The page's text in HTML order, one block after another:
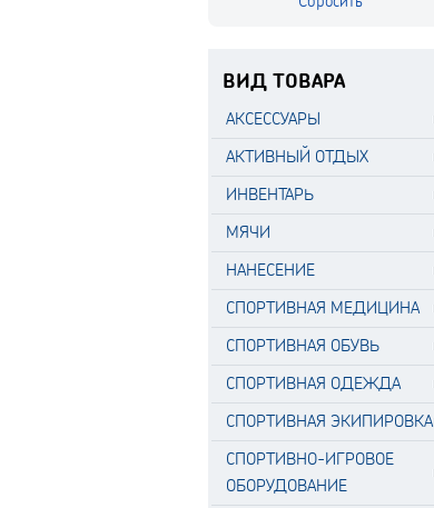
ВИД ТОВАРА
АКСЕССУАРЫ
АКТИВНЫЙ ОТДЫХ
ИНВЕНТАРЬ
МЯЧИ
НАНЕСЕНИЕ
СПОРТИВНАЯ МЕДИЦИНА
СПОРТИВНАЯ ОБУВЬ
СПОРТИВНАЯ ОДЕЖДА
СПОРТИВНАЯ ЭКИПИРОВКА
СПОРТИВНО-ИГРОВОЕ
ОБОРУДОВАНИЕ